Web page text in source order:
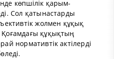
көпшілік қарым-
Сол қатынастарды
жолмен құқық
құқықтың
нормативтік актілерді